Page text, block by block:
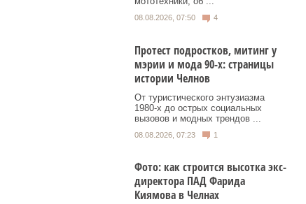
08.08.2026, 07:50 4
Протест подростков, митинг у
мэрии и мода 90-х: страницы
истории Челнов
От туристического энтузиазма
1980‑х до острых социальных
вызовов и модных трендов ...
08.08.2026, 07:23 1
Фото: как строится высотка экс-
директора ПАД Фарида
Киямова в Челнах